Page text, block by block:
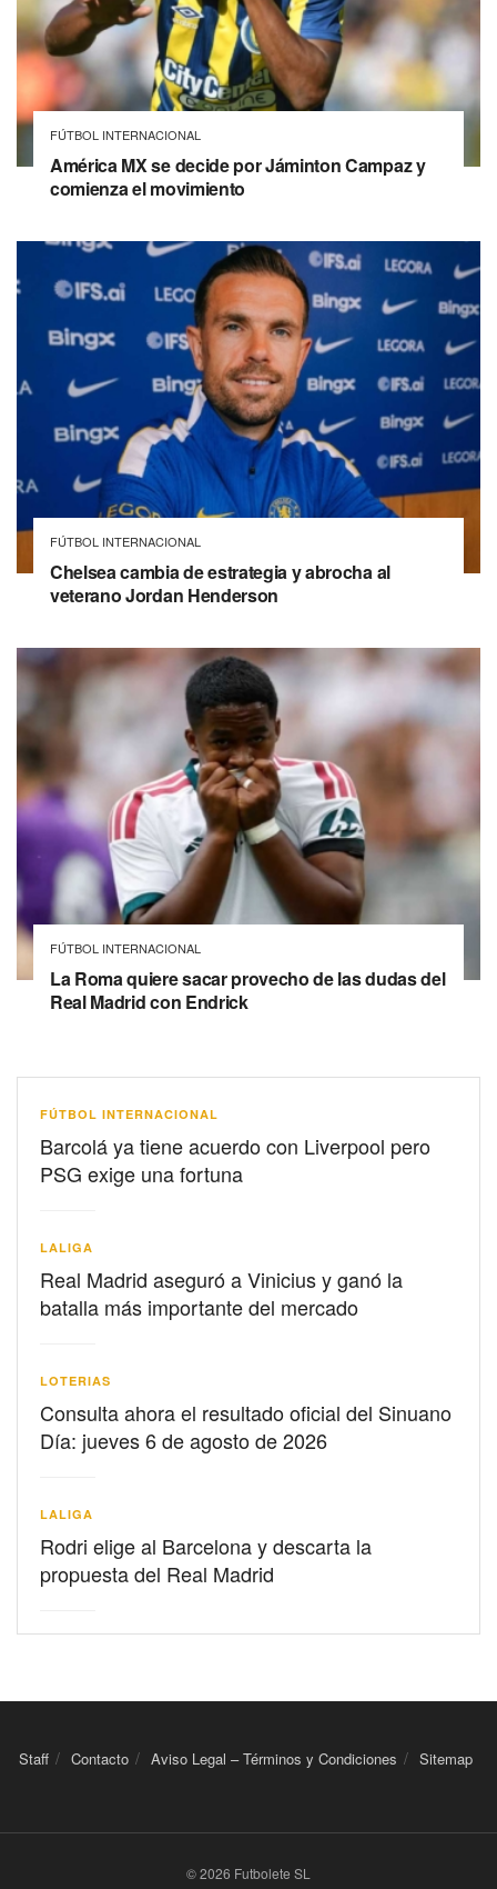
FÚTBOL INTERNACIONAL
América MX se decide por Jáminton Campaz y
comienza el movimiento
FÚTBOL INTERNACIONAL
Chelsea cambia de estrategia y abrocha al
veterano Jordan Henderson
FÚTBOL INTERNACIONAL
La Roma quiere sacar provecho de las dudas del
Real Madrid con Endrick
FÚTBOL INTERNACIONAL
Barcolá ya tiene acuerdo con Liverpool pero
PSG exige una fortuna
LALIGA
Real Madrid aseguró a Vinicius y ganó la
batalla más importante del mercado
LOTERIAS
Consulta ahora el resultado oficial del Sinuano
Día: jueves 6 de agosto de 2026
LALIGA
Rodri elige al Barcelona y descarta la
propuesta del Real Madrid
Staff Contacto Aviso Legal – Términos y Condiciones Sitemap
© 2026 Futbolete SL